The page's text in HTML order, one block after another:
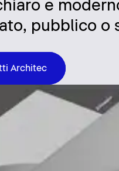
e
pubblico o
Architec